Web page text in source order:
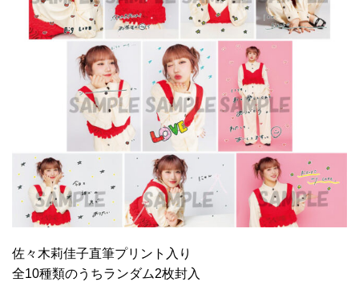
佐々木莉佳子直筆プリント入り
全10種類のうちランダム2枚封入